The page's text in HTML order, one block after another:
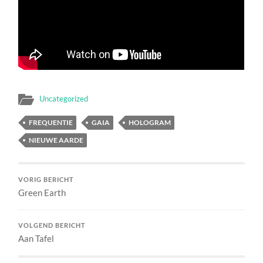
Uncategorized
FREQUENTIE GAIA
HOLOGRAM
NIEUWE AARDE
VORIG BERICHT
Green Earth
VOLGEND BERICHT
Aan Tafel